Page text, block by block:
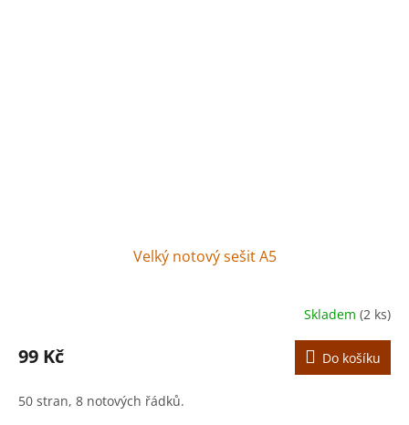
Velký notový sešit A5
Skladem (2 ks)
99 Kč Do košíku
50 stran, 8 notových řádků.